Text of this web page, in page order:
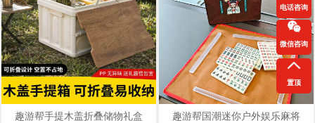
趣游帮手提木盖折叠储物礼盒
趣游帮国潮迷你户外娱乐麻将
电话咨询
微信咨询
置顶